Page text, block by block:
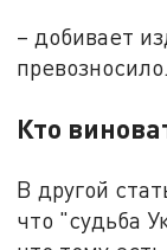
– добивает
превозносило.
Кто
В другой
что "судьба